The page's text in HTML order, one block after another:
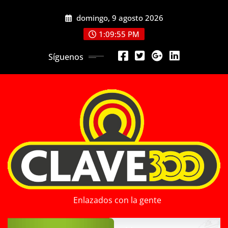
domingo, 9 agosto 2026
1:09:57 PM
Síguenos
Enlazados con la gente